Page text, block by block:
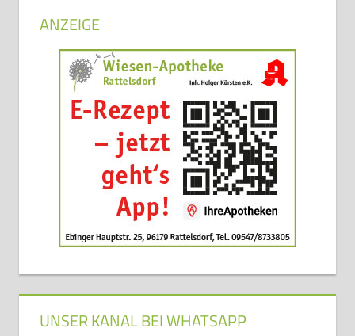
ANZEIGE
UNSER KANAL BEI WHATSAPP